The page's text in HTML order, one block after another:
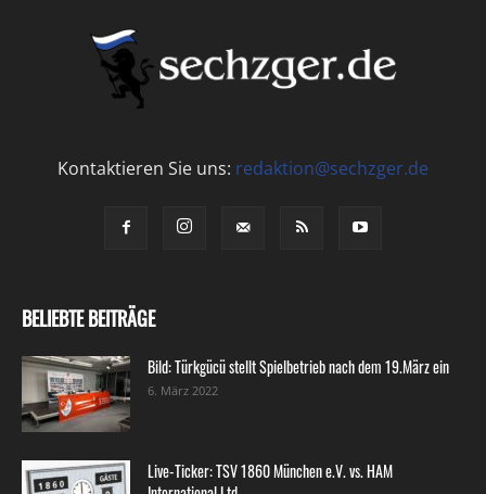
Kontaktieren Sie uns: redaktion@sechzger.de
BELIEBTE BEITRÄGE
Bild: Türkgücü stellt Spielbetrieb nach dem 19.März ein
6. März 2022
Live-Ticker: TSV 1860 München e.V. vs. HAM